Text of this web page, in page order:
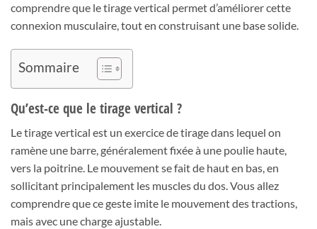
comprendre que le tirage vertical permet d’améliorer cette
connexion musculaire, tout en construisant une base solide.
Sommaire
Qu’est-ce que le tirage vertical ?
Le tirage vertical est un exercice de tirage dans lequel on
ramène une barre, généralement fixée à une poulie haute,
vers la poitrine. Le mouvement se fait de haut en bas, en
sollicitant principalement les muscles du dos. Vous allez
comprendre que ce geste imite le mouvement des tractions,
mais avec une charge ajustable.